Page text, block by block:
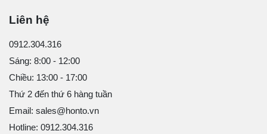
Liên hệ
0912.304.316
Sáng: 8:00 - 12:00
Chiều: 13:00 - 17:00
Thứ 2 đến thứ 6 hàng tuần
Email: sales@honto.vn
Hotline: 0912.304.316